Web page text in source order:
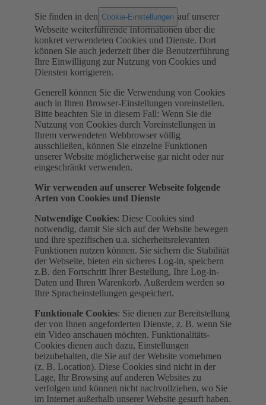
Sie finden in den Cookie-Einstellungen auf unserer
Webseite weiterführende Informationen über die
konkret verwendeten Cookies und Dienste. Dort
können Sie auch jederzeit über die Benutzerführung
Ihre Einwilligung zur Nutzung von Cookies und
Diensten korrigieren.
Generell können Sie die Verwendung von Cookies
auch in Ihren Browser-Einstellungen voreinstellen.
Bitte beachten Sie in diesem Fall: Wenn Sie die
Nutzung von Cookies durch Voreinstellungen in
Ihrem verwendeten Webbrowser völlig
ausschließen, können Sie einzelne Funktionen
unserer Website möglicherweise gar nicht oder nur
eingeschränkt verwenden.
Wir verwenden auf unserer Webseite folgende
Arten von Cookies und Dienste
Notwendige Cookies: Diese Cookies sind
notwendig, damit Sie sich auf der Website bewegen
und ihre spezifischen u.a. sicherheitsrelevanten
Funktionen nutzen können. Sie sichern die Stabilität
der Webseite, bieten ein sicheres Log-in, speichern
z.B. den Fortschritt Ihrer Bestellung, Ihre Log-in-
Daten und Ihren Warenkorb. Außerdem werden so
Ihre Spracheinstellungen gespeichert.
Funktionale Cookies: Sie dienen zur Bereitstellung
der von Ihnen angeforderten Dienste, z. B. wenn Sie
ein Video anschauen möchten. Funktionalitäts-
Cookies dienen auch dazu, Einstellungen
beizubehalten, die Sie auf der Website vornehmen
(z. B. Location). Diese Cookies sind nicht in der
Lage, Ihr Browsing auf anderen Websites zu
verfolgen und können nicht nachvollziehen, wo Sie
im Internet außerhalb unserer Website gesurft haben.